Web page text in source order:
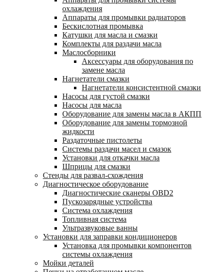
охлаждения
Аппараты для промывки радиаторов
Бескислотная промывка
Катушки для масла и смазки
Комплекты для раздачи масла
Маслосборники
Аксессуары для оборудования по
замене масла
Нагнетатели смазки
Нагнетатели консистентной смазки
Насосы для густой смазки
Насосы для масла
Оборудование для замены масла в АКПП
Оборудование для замены тормозной
жидкости
Раздаточные пистолеты
Системы раздачи масел и смазок
Установки для откачки масла
Шприцы для смазки
Стенды для развал-схождения
Диагностическое оборудование
Диагностические сканеры OBD2
Пускозарядные устройства
Система охлаждения
Топливная система
Ультразвуковые ванны
Установки для заправки кондиционеров
Установка для промывки компонентов
системы охлаждения
Мойки деталей